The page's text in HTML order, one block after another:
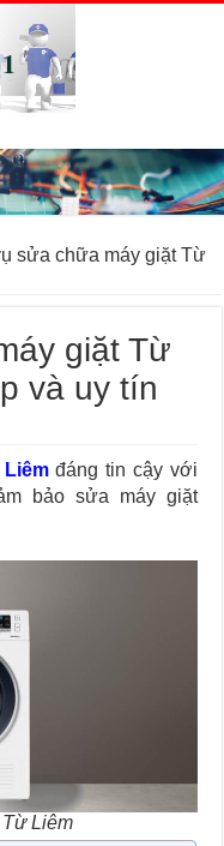
sửa chữa máy giặt Từ
giặt Từ
và uy tín
đáng tin cậy với
bảo sửa máy giặt
Liêm